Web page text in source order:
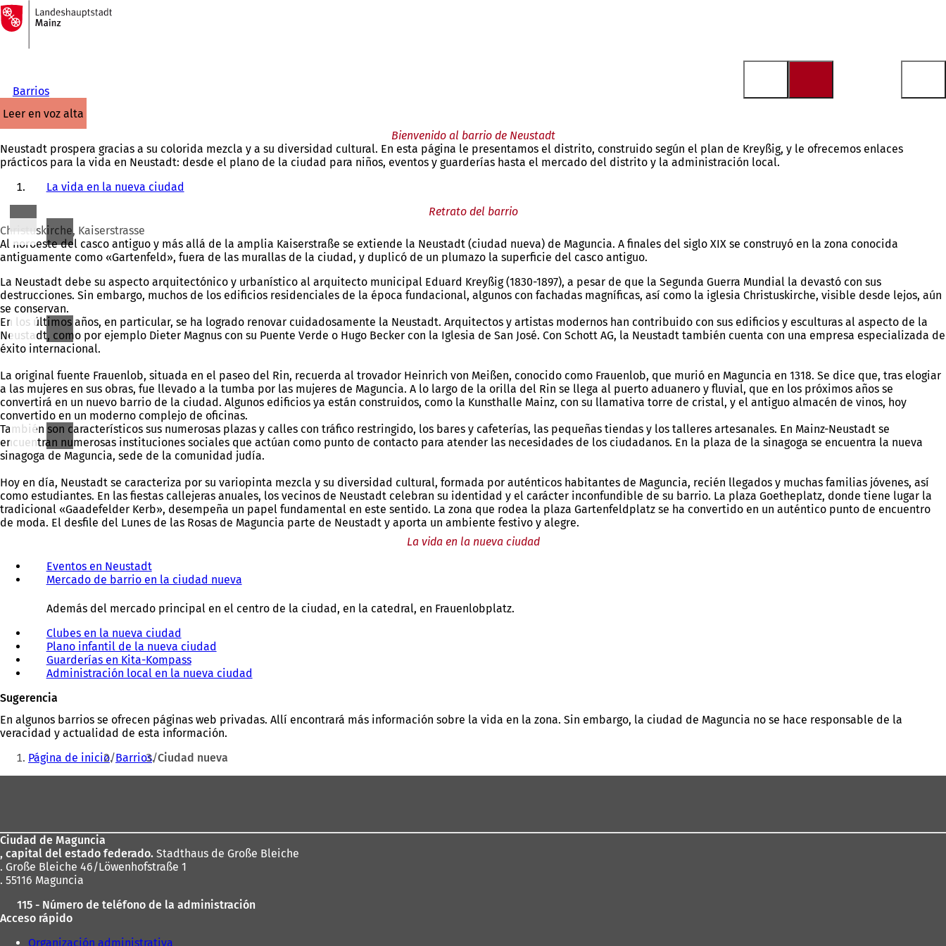
Saltar al contenido
A
la
página
Barrios
leer en voz alta
Bienvenido al barrio de Neustadt
Neustadt prospera gracias a su colorida mezcla y a su diversidad cultural. En esta página le presentamos el distrito, construido según el plan de Kreyßig, y le ofrecemos enlaces
prácticos para la vida en Neustadt: desde el plano de la ciudad para niños, eventos y guarderías hasta el mercado del distrito y la administración local.
La vida en la nueva ciudad
Retrato del barrio
Christuskirche, Kaiserstrasse
Al noroeste del casco antiguo y más allá de la amplia Kaiserstraße se extiende la Neustadt (ciudad nueva) de Maguncia. A finales del siglo XIX se construyó en la zona conocida
antiguamente como «Gartenfeld», fuera de las murallas de la ciudad, y duplicó de un plumazo la superficie del casco antiguo.
La Neustadt debe su aspecto arquitectónico y urbanístico al arquitecto municipal Eduard Kreyßig (1830-1897), a pesar de que la Segunda Guerra Mundial la devastó con sus
destrucciones. Sin embargo, muchos de los edificios residenciales de la época fundacional, algunos con fachadas magníficas, así como la iglesia Christuskirche, visible desde lejos, aún
se conservan.
En los últimos años, en particular, se ha logrado renovar cuidadosamente la Neustadt. Arquitectos y artistas modernos han contribuido con sus edificios y esculturas al aspecto de la
Neustadt, como por ejemplo Dieter Magnus con su Puente Verde o Hugo Becker con la Iglesia de San José. Con Schott AG, la Neustadt también cuenta con una empresa especializada de
éxito internacional.
La original fuente Frauenlob, situada en el paseo del Rin, recuerda al trovador Heinrich von Meißen, conocido como Frauenlob, que murió en Maguncia en 1318. Se dice que, tras elogiar
a las mujeres en sus obras, fue llevado a la tumba por las mujeres de Maguncia. A lo largo de la orilla del Rin se llega al puerto aduanero y fluvial, que en los próximos años se
convertirá en un nuevo barrio de la ciudad. Algunos edificios ya están construidos, como la Kunsthalle Mainz, con su llamativa torre de cristal, y el antiguo almacén de vinos, hoy
convertido en un moderno complejo de oficinas.
También son característicos sus numerosas plazas y calles con tráfico restringido, los bares y cafeterías, las pequeñas tiendas y los talleres artesanales. En Mainz-Neustadt se
encuentran numerosas instituciones sociales que actúan como punto de contacto para atender las necesidades de los ciudadanos. En la plaza de la sinagoga se encuentra la nueva
sinagoga de Maguncia, sede de la comunidad judía.
Hoy en día, Neustadt se caracteriza por su variopinta mezcla y su diversidad cultural, formada por auténticos habitantes de Maguncia, recién llegados y muchas familias jóvenes, así
como estudiantes. En las fiestas callejeras anuales, los vecinos de Neustadt celebran su identidad y el carácter inconfundible de su barrio. La plaza Goetheplatz, donde tiene lugar la
tradicional «Gaadefelder Kerb», desempeña un papel fundamental en este sentido. La zona que rodea la plaza Gartenfeldplatz se ha convertido en un auténtico punto de encuentro
de moda. El desfile del Lunes de las Rosas de Maguncia parte de Neustadt y aporta un ambiente festivo y alegre.
La vida en la nueva ciudad
Eventos en Neustadt
Mercado de barrio en la ciudad nueva
Además del mercado principal en el centro de la ciudad, en la catedral, en Frauenlobplatz.
Clubes en la nueva ciudad
Plano infantil de la nueva ciudad
Guarderías en Kita-Kompass
Administración local en la nueva ciudad
Sugerencia
En algunos barrios se ofrecen páginas web privadas. Allí encontrará más información sobre la vida en la zona. Sin embargo, la ciudad de Maguncia no se hace responsable de la
veracidad y actualidad de esta información.
Estás
aquí:
Página de inicio Barrios Ciudad nueva
pies
Ciudad de Maguncia
, capital del estado federado. Stadthaus de Große Bleiche
. Große Bleiche 46/Löwenhofstraße 1
. 55116 Maguncia
115 - Número de teléfono de la administración
Acceso rápido
Organización administrativa